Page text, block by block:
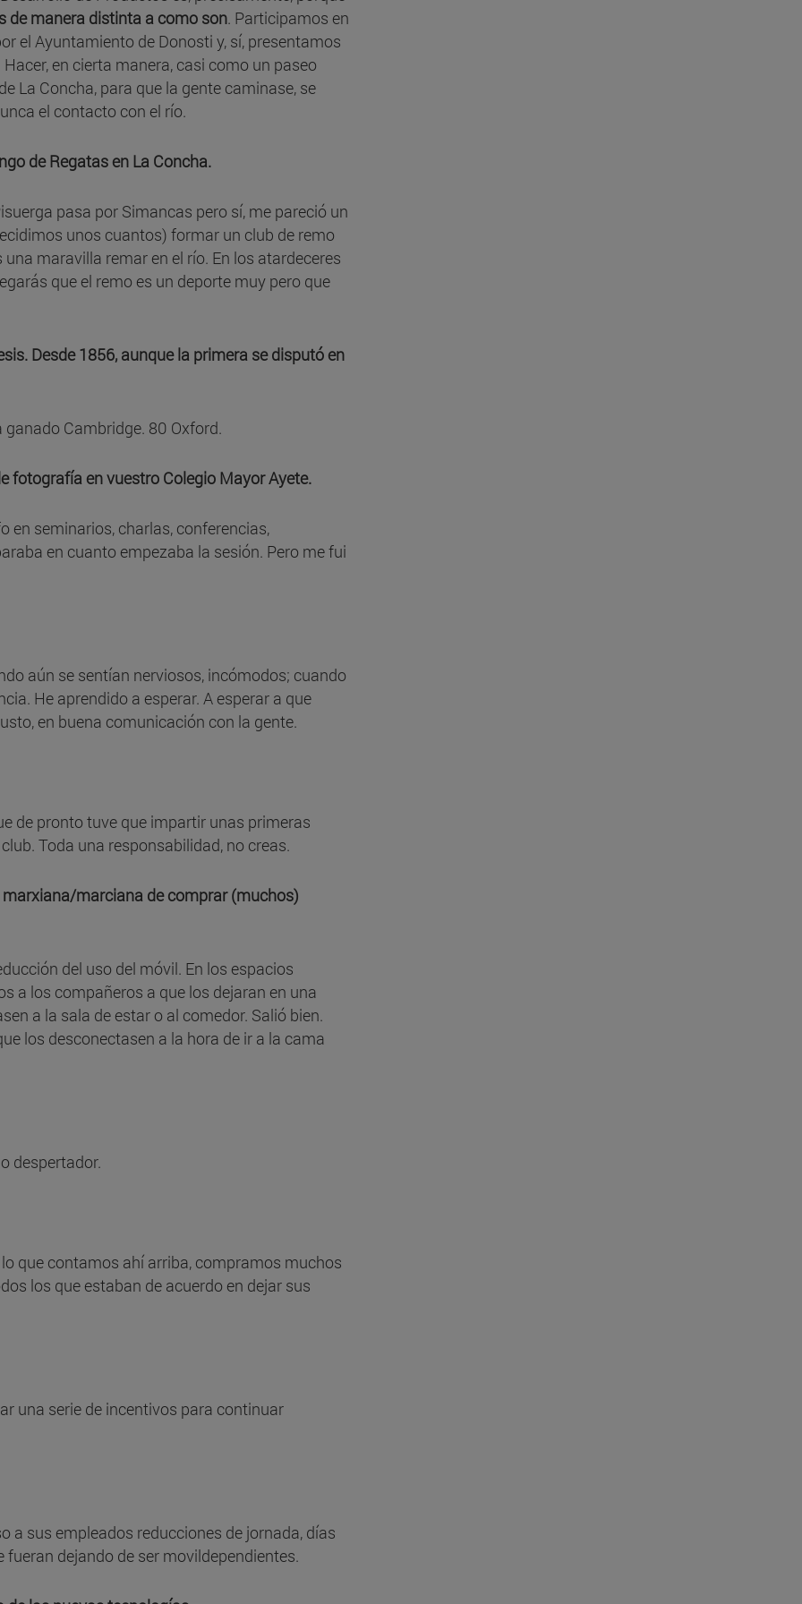
de manera distinta a como son. Participamos en
el Ayuntamiento de Donosti y, sí, presentamos
en cierta manera, casi como un paseo
La Concha, para que la gente caminase, se
el contacto con el río.
de Regatas en La Concha.
pasa por Simancas pero sí, me pareció un
unos cuantos) formar un club de remo
maravilla remar en el río. En los atardeceres
que el remo es un deporte muy pero que
Desde 1856, aunque la primera se disputó en
Cambridge. 80 Oxford.
fotografía en vuestro Colegio Mayor Ayete.
en seminarios, charlas, conferencias,
en cuanto empezaba la sesión. Pero me fui
aún se sentían nerviosos, incómodos; cuando
He aprendido a esperar. A esperar a que
en buena comunicación con la gente.
de pronto tuve que impartir unas primeras
Toda una responsabilidad, no creas.
marciana de comprar (muchos)
del uso del móvil. En los espacios
a los compañeros a que los dejaran en una
a la sala de estar o al comedor. Salió bien.
los desconectasen a la hora de ir a la cama
despertador.
que contamos ahí arriba, compramos muchos
los que estaban de acuerdo en dejar sus
una serie de incentivos para continuar
a sus empleados reducciones de jornada, días
dejando de ser movildependientes.